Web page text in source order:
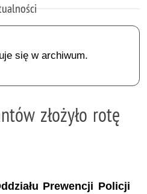
się w archiwum.
złożyło rotę
Prewencji Policji